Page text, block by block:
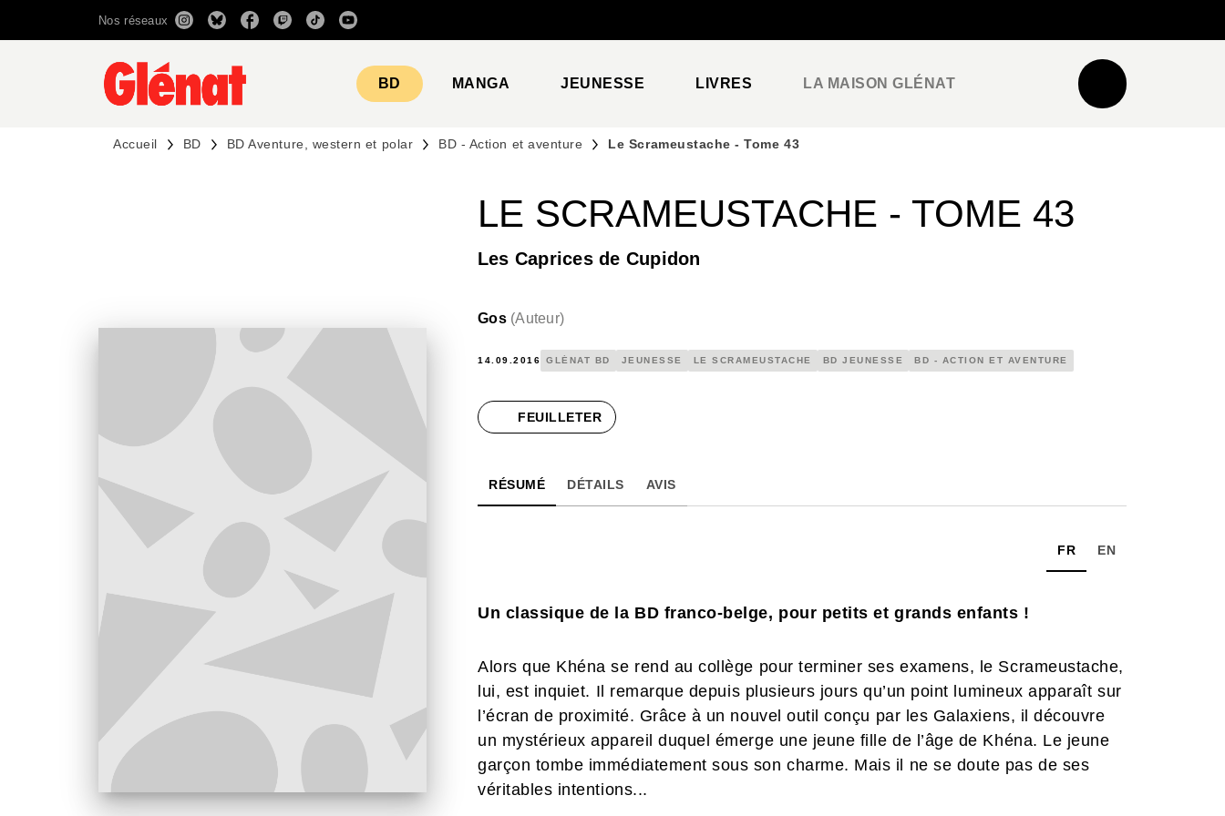
RECHERCHE CONTENU
Nos réseaux
BD MANGA JEUNESSE LIVRES LA MAISON GLÉNAT
Accueil BD BD Aventure, western et polar BD - Action et aventure Le Scrameustache - Tome 43
LE SCRAMEUSTACHE - TOME 43
Les Caprices de Cupidon
Gos (Auteur)
14.09.2016 GLÉNAT BD JEUNESSE LE SCRAMEUSTACHE BD JEUNESSE BD - ACTION ET AVENTURE
FEUILLETER
RÉSUMÉ DÉTAILS AVIS
FR EN
Un classique de la BD franco-belge, pour petits et grands enfants !
Alors que Khéna se rend au collège pour terminer ses examens, le Scrameustache,
lui, est inquiet. Il remarque depuis plusieurs jours qu’un point lumineux apparaît sur
l’écran de proximité. Grâce à un nouvel outil conçu par les Galaxiens, il découvre
un mystérieux appareil duquel émerge une jeune fille de l’âge de Khéna. Le jeune
garçon tombe immédiatement sous son charme. Mais il ne se doute pas de ses
véritables intentions...